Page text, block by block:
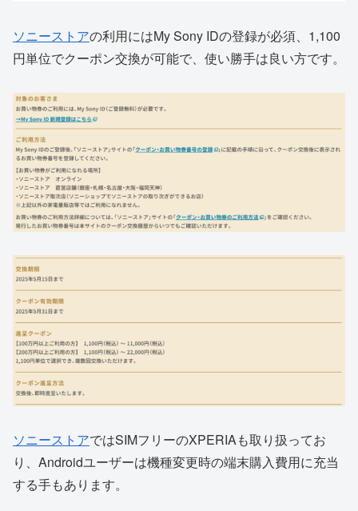
ソニーストアの利用にはMy Sony IDの登録が必須、1,100
円単位でクーポン交換が可能で、使い勝手は良い方です。
ソニーストアではSIMフリーのXPERIAも取り扱ってお
り、Androidユーザーは機種変更時の端末購入費用に充当
する手もあります。